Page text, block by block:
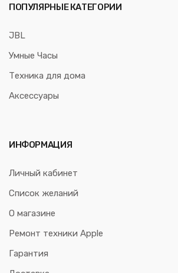
ПОПУЛЯРНЫЕ КАТЕГОРИИ
JBL
Умные Часы
Техника для дома
Аксессуары
ИНФОРМАЦИЯ
Личный кабинет
Список желаний
О магазине
Ремонт техники Apple
Гарантия